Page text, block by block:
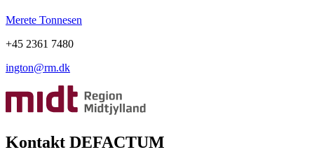
Merete Tonnesen
+45 2361 7480
ington@rm.dk
Kontakt DEFACTUM